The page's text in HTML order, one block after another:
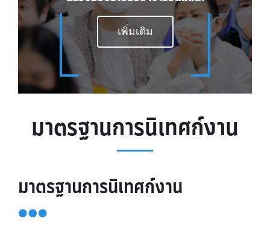
เพิ่มเติม
มาตรฐานการนิเทศก์งาน
มาตรฐานการนิเทศก์งาน